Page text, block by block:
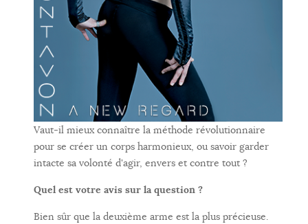
Vaut-il mieux connaître la méthode révolutionnaire
pour se créer un corps harmonieux, ou savoir garder
intacte sa volonté d'agir, envers et contre tout ?
Quel est votre avis sur la question ?
Bien sûr que la deuxième arme est la plus précieuse.